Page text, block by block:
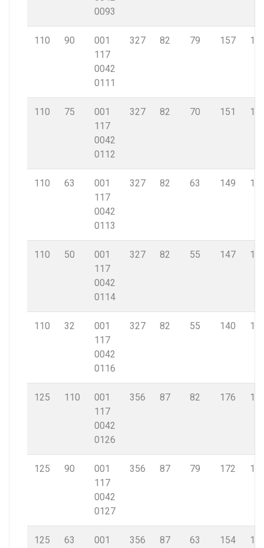
0093
110 90
001
117
0042
0111
327 82 79 157
110 75
001
117
0042
0112
327 82 70 151
110 63
001
117
0042
0113
327 82 63 149
110 50
001
117
0042
0114
327 82 55 147
110 32
001
117
0042
0116
327 82 55 140
125 110
001
117
0042
0126
356 87 82 176
125 90
001
117
0042
0127
356 87 79 172
125 63
001
356 87 63 154